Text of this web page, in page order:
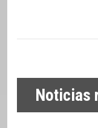
Noticias